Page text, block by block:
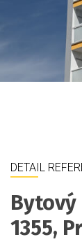
DETAIL
Bytový
1355,